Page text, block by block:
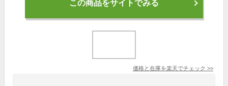
この商品をサイトでみる
価格と在庫を楽天でチェック >>